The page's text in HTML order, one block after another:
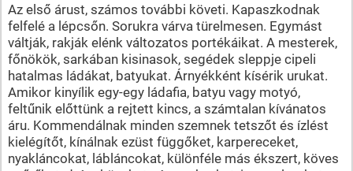
Az első árust, számos további követi. Kapaszkodnak
felfelé a lépcsőn. Sorukra várva türelmesen. Egymást
váltják, rakják elénk változatos portékáikat. A mesterek,
főnökök, sarkában kisinasok, segédek sleppje cipeli
hatalmas ládákat, batyukat. Árnyékként kísérik urukat.
Amikor kinyílik egy-egy ládafia, batyu vagy motyó,
feltűnik előttünk a rejtett kincs, a számtalan kívánatos
áru. Kommendálnak minden szemnek tetszőt és ízlést
kielégítőt, kínálnak ezüst függőket, karpereceket,
nyakláncokat, lábláncokat, különféle más ékszert, köves